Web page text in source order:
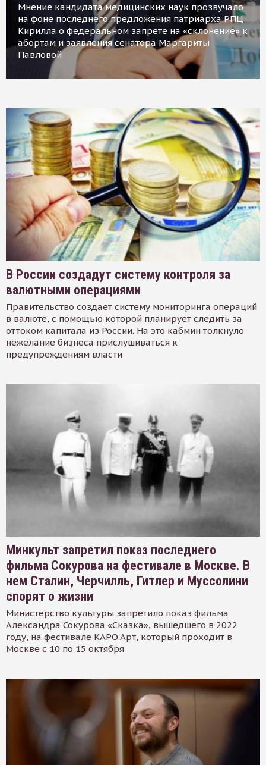
Мнение кандидата медицинских наук прозвучало
на фоне последнего предложения патриарха РПЦ
Кирилла о федеральном запрете на «склонение» к
абортам и заявления сенатора Маргариты
Павловой
В России создадут систему контроля за
валютными операциями
Правительство создает систему мониторинга операций
в валюте, с помощью которой планирует следить за
оттоком капитала из России. На это кабмин толкнуло
нежелание бизнеса прислушиваться к
предупреждениям власти
Минкульт запретил показ последнего
фильма Сокурова на фестивале в Москве. В
нем Сталин, Черчилль, Гитлер и Муссолини
спорят о жизни
Министерство культуры запретило показ фильма
Александра Сокурова «Сказка», вышедшего в 2022
году, на фестивале КАРО.Арт, который проходит в
Москве с 10 по 15 октября